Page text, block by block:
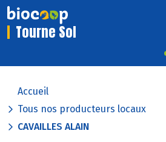
Tourne Sol
Accueil
Tous nos producteurs locaux
CAVAILLES ALAIN